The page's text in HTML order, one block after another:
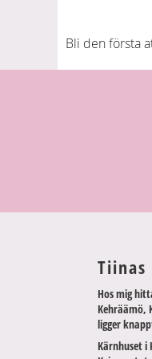
Bli den första
Tiinas
Hos mig
Kehräämö,
ligger
Kärnhuset